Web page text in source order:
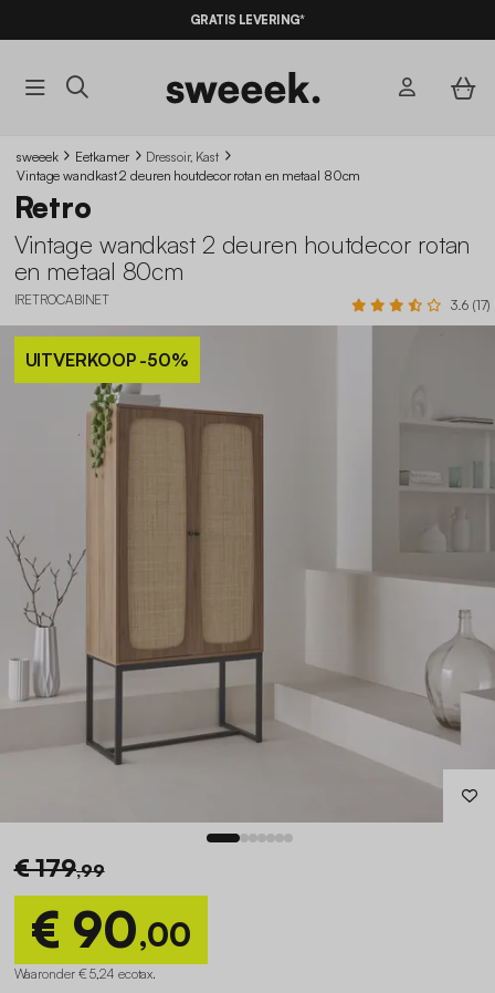
GRATIS LEVERING*
sweeek Eetkamer
Dressoir, Kast
Vintage wandkast 2 deuren houtdecor rotan en metaal 80cm
Retro
Vintage wandkast 2 deuren houtdecor rotan
en metaal 80cm
IRETROCABINET 3.6 (17)
UITVERKOOP-50%
€ 179,99
€ 90,00
Waaronder € 5,24 ecotax.